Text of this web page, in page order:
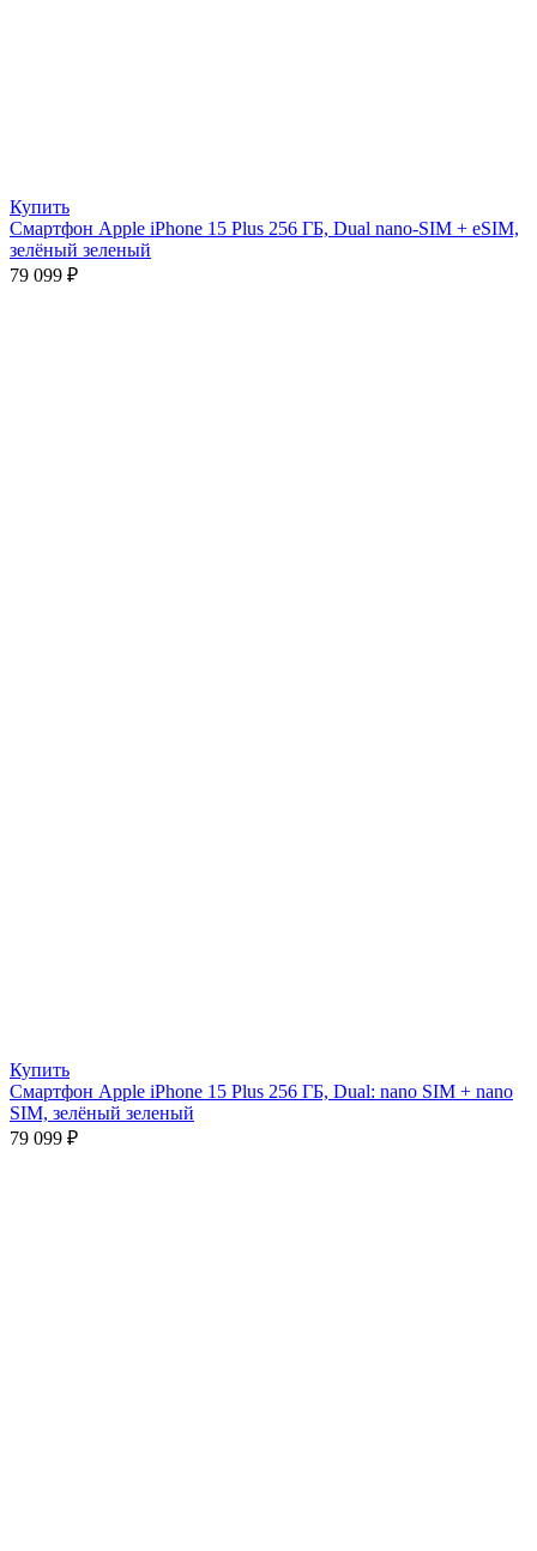
Купить
Смартфон Apple iPhone 15 Plus 256 ГБ, Dual nano-SIM + eSIM,
зелёный зеленый
79 099 ₽
Купить
Смартфон Apple iPhone 15 Plus 256 ГБ, Dual: nano SIM + nano
SIM, зелёный зеленый
79 099 ₽